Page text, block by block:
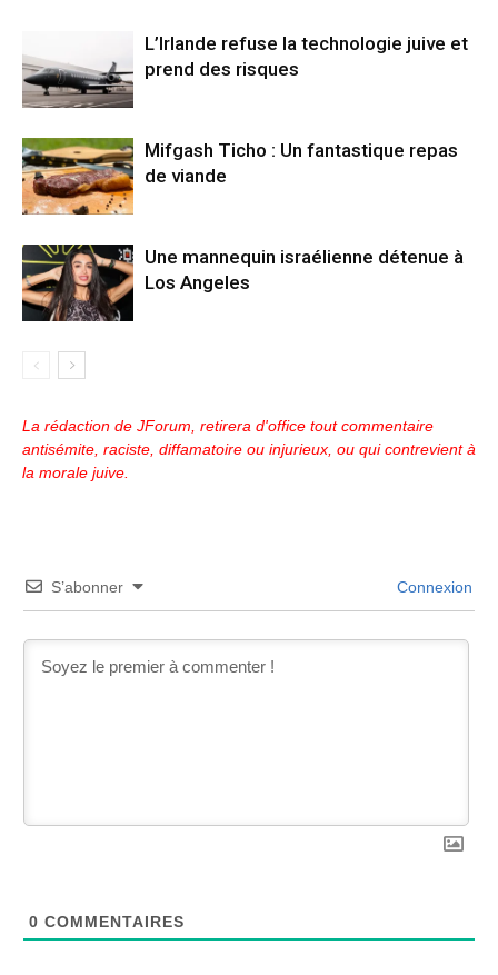
L’Irlande refuse la technologie juive et
prend des risques
Mifgash Ticho : Un fantastique repas
de viande
Une mannequin israélienne détenue à
Los Angeles
La rédaction de JForum, retirera d'office tout commentaire
antisémite, raciste, diffamatoire ou injurieux, ou qui contrevient à
la morale juive.
S’abonner Connexion
0 COMMENTAIRES